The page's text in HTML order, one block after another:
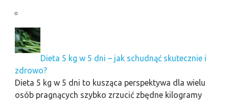
Dieta 5 kg w 5 dni – jak schudnąć skutecznie i
zdrowo?
Dieta 5 kg w 5 dni to kusząca perspektywa dla wielu
osób pragnących szybko zrzucić zbędne kilogramy